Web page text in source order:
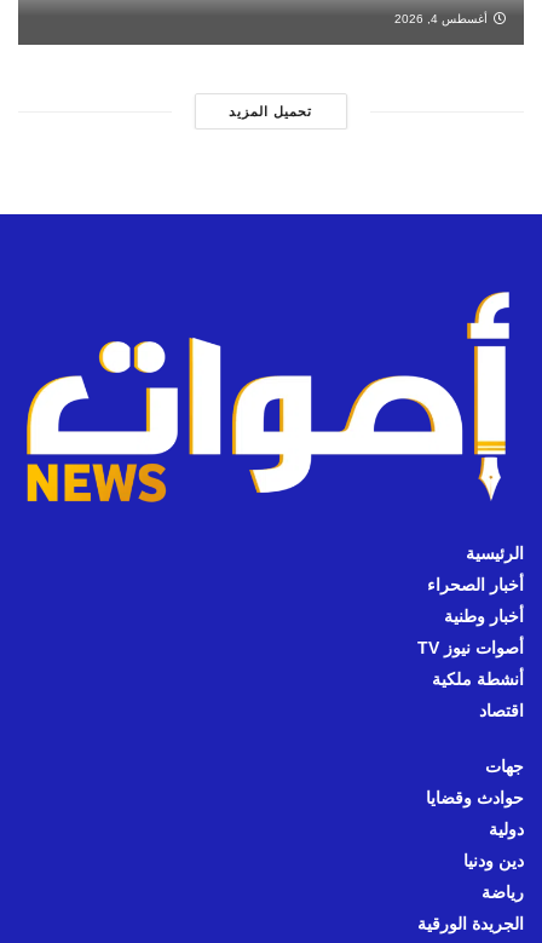
أغسطس 4, 2026
تحميل المزيد
الرئيسية
أخبار الصحراء
أخبار وطنية
أصوات نيوز TV
أنشطة ملكية
اقتصاد
جهات
حوادث وقضايا
دولية
دين ودنيا
رياضة
الجريدة الورقية